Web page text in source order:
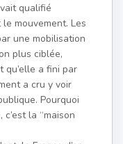
qualifié
mouvement. Les
une mobilisation
plus ciblée,
a fini par
a cru y voir
Pourquoi
la “maison